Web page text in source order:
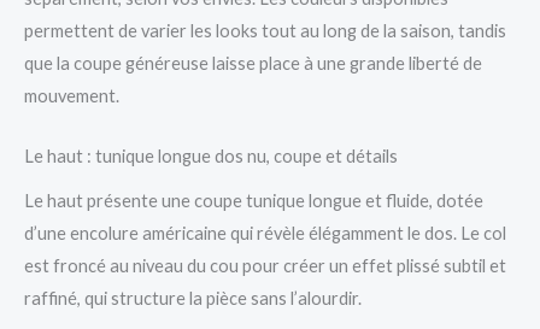
permettent de varier les looks tout au long de la saison, tandis
que la coupe généreuse laisse place à une grande liberté de
mouvement.
Le haut : tunique longue dos nu, coupe et détails
Le haut présente une coupe tunique longue et fluide, dotée
d’une encolure américaine qui révèle élégamment le dos. Le col
est froncé au niveau du cou pour créer un effet plissé subtil et
raffiné, qui structure la pièce sans l’alourdir.